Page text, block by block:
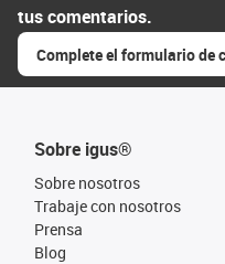
tus comentarios.
Complete el formulario de
Sobre igus®
Sobre nosotros
Trabaje con nosotros
Prensa
Blog